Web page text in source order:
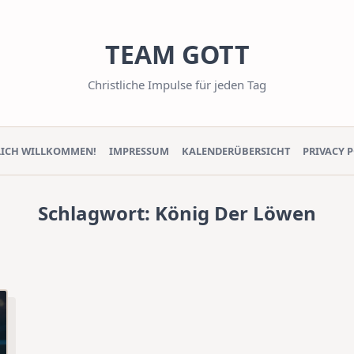
TEAM GOTT
Christliche Impulse für jeden Tag
WILLKOMMEN! IMPRESSUM KALENDERÜBERSICHT PRIVACY
Schlagwort: König Der Löwen